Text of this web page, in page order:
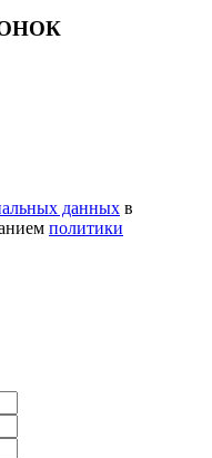
данных в
политики